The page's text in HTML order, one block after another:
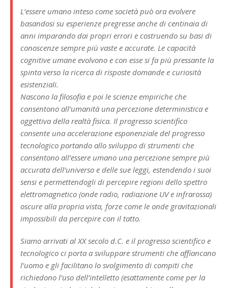
L’essere umano inteso come società può ora evolvere
basandosi su esperienze pregresse anche di centinaia di
anni imparando dai propri errori e costruendo su basi di
conoscenze sempre più vaste e accurate. Le capacità
cognitive umane evolvono e con esse si fa più pressante la
spinta verso la ricerca di risposte domande e curiosità
esistenziali.
Nascono la filosofia e poi le scienze empiriche che
consentono all’umanità una percezione deterministica e
oggettiva della realtà fisica. Il progresso scientifico
consente una accelerazione esponenziale del progresso
tecnologico portando allo sviluppo di strumenti che
consentono all’essere umano una percezione sempre più
accurata dell’universo e delle sue leggi, estendendo i suoi
sensi e permettendogli di percepire regioni dello spettro
elettromagnetico (onde radio, radiazione UV e infrarossa)
oscure alla propria vista, forze come le onde gravitazionali
impossibili da percepire con il tatto.
Siamo arrivati al XX secolo d.C. e il progresso scientifico e
tecnologico ci porta a sviluppare strumenti che affiancano
l’uomo e gli facilitano lo svolgimento di compiti che
richiedono l’uso dell’intelletto (esattamente come per la